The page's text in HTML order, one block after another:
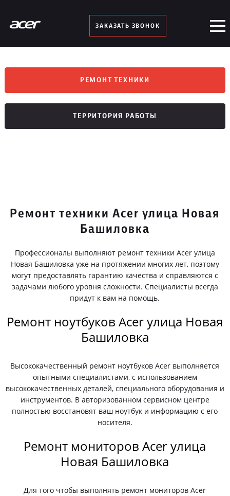
ЗАКАЗАТЬ ЗВОНОК
РЕМОНТ ТЕХНИКИ
ТЕРРИТОРИЯ РАБОТЫ
Ремонт техники Acer улица Новая
Башиловка
Профессионалы выполняют ремонт техники Acer улица
Новая Башиловка уже на протяжении многих лет, поэтому
могут предоставлять гарантию качества и справляются с
задачами любого уровня сложности. Специалисты всегда
придут к вам на помощь.
Ремонт ноутбуков Acer улица Новая
Башиловка
Высококачественный ремонт ноутбуков Acer выполняется
опытными специалистами, с использованием
высококачественных деталей, специального оборудования и
инструментов. В авторизованном сервисном центре
полностью восстановят ваш ноутбук и информацию с его
носителя.
Ремонт мониторов Acer улица
Новая Башиловка
Для того чтобы выполнять ремонт мониторов Acer